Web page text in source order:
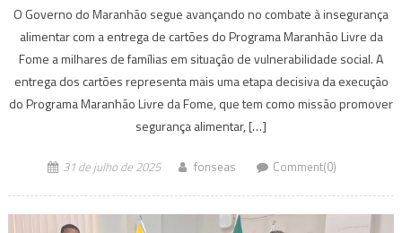
O Governo do Maranhão segue avançando no combate à insegurança
alimentar com a entrega de cartões do Programa Maranhão Livre da
Fome a milhares de famílias em situação de vulnerabilidade social. A
entrega dos cartões representa mais uma etapa decisiva da execução
do Programa Maranhão Livre da Fome, que tem como missão promover
segurança alimentar, […]
31 de julho de 2025 fonseas Comment(0)